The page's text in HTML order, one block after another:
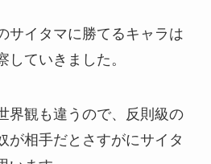
サイタマに勝てるキャラは
していきました。
界観も違うので、反則級の
が相手だとさすがにサイタ